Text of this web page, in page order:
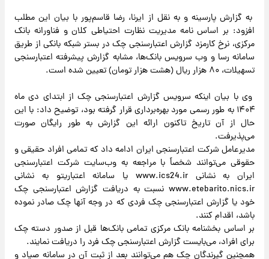
به گزارش پارسینه و به نقل از ایرنا، رضا قاسم‌پور با بیان این مطلب
افزود: بر اساس نامه مدیریت نظارت احتیاطی کلان و فناورانه بانک
مرکزی، نرخ کارمزد گزارش اعتبارسنجی چک در بستر شبکه بانکی از طریق
سامانه رسا و وب سرویس بانک‌ها، مشابه گزارش پیشرفته اعتبارسنجی
تسهیلات، ۸۰ هزار ریال (هشت هزار تومان) تعیین شده است.
وی با بیان اینکه سرویس گزارش اعتبارسنجی چک از ابتدای دی ماه
۱۴۰۴ به طور رسمی مورد بهره‌برداری قرار گرفته بود، توضیح داد: با این
حال از آن تاریخ تاکنون ارائه این گزارش به طور رایگان صورت
می‌پذیرفت.
مدیرعامل شرکت اعتبارسنجی ایران ادامه داد که تمامی افراد حقیقی و
حقوقی می‌توانند شخصاً با مراجعه به وب‌سایت شرکت اعتبارسنجی
ایران به نشانی www.ics24.ir یا سامانه اعتباریتو به نشانی
www.etebarito.nics.ir نسبت به دریافت گزارش اعتبارسنجی چک
خود یا گزارش اعتبارسنجی چک فردی که در وجه آنها چک صادر نموده
باشد، اقدام کنند.
بر اساس بخشنامه بانک مرکزی تمامی بانک‌ها قبل از صدور دسته چک
برای افراد، می‌بایست گزارش اعتبارسنجی چک فرد را دریافت نمایند.
همچنین گیرندگان چک هم می‌توانند بعد از ثبت آن در سامانه صیاد و